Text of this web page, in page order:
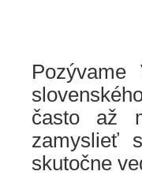
často až
zamyslieť
skutočne